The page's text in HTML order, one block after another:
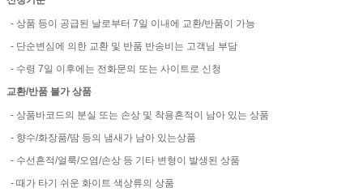
- 상품 등이 공급된 날로부터 7일 이내에 교환/반품이 가능
- 단순변심에 의한 교환 및 반품 반송비는 고객님 부담
- 수령 7일 이후에는 전화문의 또는 사이트로 신청
교환/반품 불가 상품
- 상품바코드의 분실 또는 손상 및 착용흔적이 남아 있는 상품
- 향수/화장품/땀 등의 냄새가 남아 있는상품
- 수선흔적/얼룩/오염/손상 등 기타 변형이 발생된 상품
- 때가 타기 쉬운 화이트 색상류의 상품